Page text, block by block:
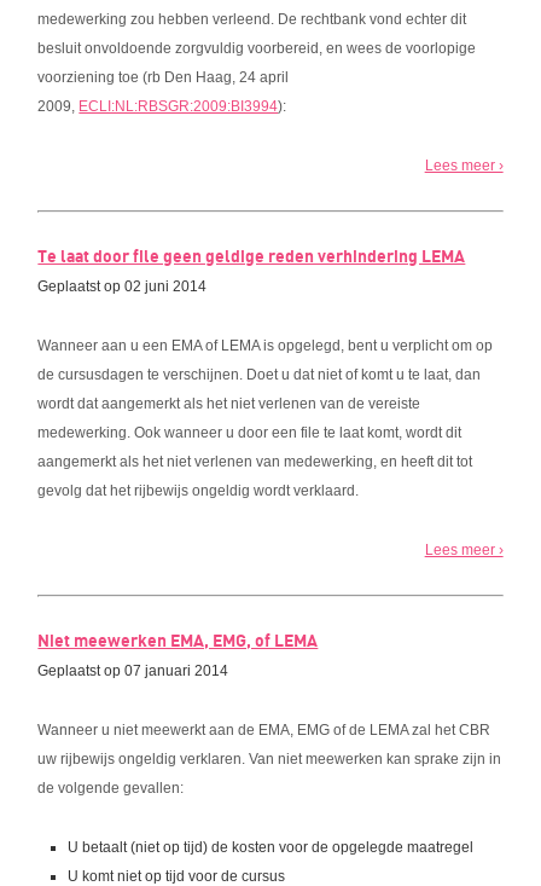
medewerking zou hebben verleend. De rechtbank vond echter dit
besluit onvoldoende zorgvuldig voorbereid, en wees de voorlopige
voorziening toe (rb Den Haag, 24 april
2009, ECLI:NL:RBSGR:2009:BI3994):
Lees meer ›
Te laat door file geen geldige reden verhindering LEMA
Geplaatst op 02 juni 2014
Wanneer aan u een EMA of LEMA is opgelegd, bent u verplicht om op
de cursusdagen te verschijnen. Doet u dat niet of komt u te laat, dan
wordt dat aangemerkt als het niet verlenen van de vereiste
medewerking. Ook wanneer u door een file te laat komt, wordt dit
aangemerkt als het niet verlenen van medewerking, en heeft dit tot
gevolg dat het rijbewijs ongeldig wordt verklaard.
Lees meer ›
Niet meewerken EMA, EMG, of LEMA
Geplaatst op 07 januari 2014
Wanneer u niet meewerkt aan de EMA, EMG of de LEMA zal het CBR
uw rijbewijs ongeldig verklaren. Van niet meewerken kan sprake zijn in
de volgende gevallen:
U betaalt (niet op tijd) de kosten voor de opgelegde maatregel
U komt niet op tijd voor de cursus